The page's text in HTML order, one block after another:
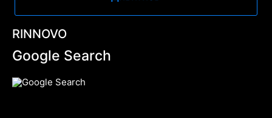
RINNOVO
Google Search